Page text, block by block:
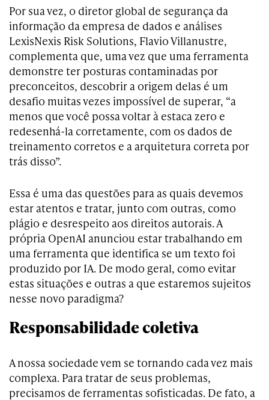
Por sua vez, o diretor global de segurança da
informação da empresa de dados e análises
LexisNexis Risk Solutions, Flavio Villanustre,
complementa que, uma vez que uma ferramenta
demonstre ter posturas contaminadas por
preconceitos, descobrir a origem delas é um
desafio muitas vezes impossível de superar, “a
menos que você possa voltar à estaca zero e
redesenhá-la corretamente, com os dados de
treinamento corretos e a arquitetura correta por
trás disso”.
Essa é uma das questões para as quais devemos
estar atentos e tratar, junto com outras, como
plágio e desrespeito aos direitos autorais. A
própria OpenAI anunciou estar trabalhando em
uma ferramenta que identifica se um texto foi
produzido por IA. De modo geral, como evitar
estas situações e outras a que estaremos sujeitos
nesse novo paradigma?
Responsabilidade coletiva
A nossa sociedade vem se tornando cada vez mais
complexa. Para tratar de seus problemas,
precisamos de ferramentas sofisticadas. De fato, a